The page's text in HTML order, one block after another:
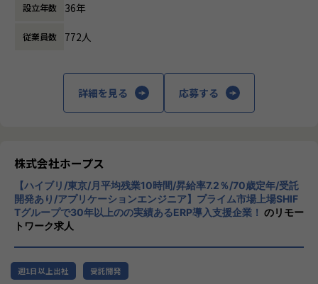
支える中核メンバーとしての活躍も期待しています。
きており、事業部全体でメンバーの育成に力を入れておりま
く携わることが可能です。
当社はSHIFTグループの強みを活かしながら、ERP・CRM・
EPM領域を中心としたDX支援を展開しており、ServiceNow
＜ポジションの魅力＞
・顧客と直接コミュニケーションを取りながらプロジェクト
を推進できる
・プロジェクトマネジメントやServiceNow導入の上流工程
に幅広く携わることができる
や組織づくりにもチャレンジできる
企業競争力を向上させることを使命としてい
チ開発やコンサルティングまで幅広いサービ
スを提供しています。クラウドERPやローコ
ード開発を柱とし、業務効率化やDX推進、経
CloudやOracle ERP Cloudなどを活用し、企
業の業務プロセスを最適化し、経営管理の強
化を図っています1。
社風/文化
社内の風通しが良く、活気に満ちた雰囲気が
特徴です。多様性を重視し、様々な国籍や背
景を持つ社員が協力し合いながら働いていま
設立年数 36年
従業員数 772人
詳細を見る 応募する
株式会社ホープス
【ハイブリ/東京/月平均残業10時間/昇給率7.2％/70歳定年/受託
開発あり/アプリケーションエンジニア】プライム市場上場SHIF
Tグループで30年以上のの実績あるERP導入支援企業！ のリモー
トワーク求人
週1日以上出社 受託開発